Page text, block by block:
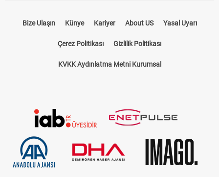
Bize Ulaşın Künye Kariyer About US Yasal Uyarı
Çerez Politikası Gizlilik Politikası
KVKK Aydınlatma Metni Kurumsal